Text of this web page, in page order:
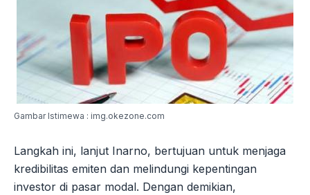
Gambar Istimewa : img.okezone.com
Langkah ini, lanjut Inarno, bertujuan untuk menjaga
kredibilitas emiten dan melindungi kepentingan
investor di pasar modal. Dengan demikian,